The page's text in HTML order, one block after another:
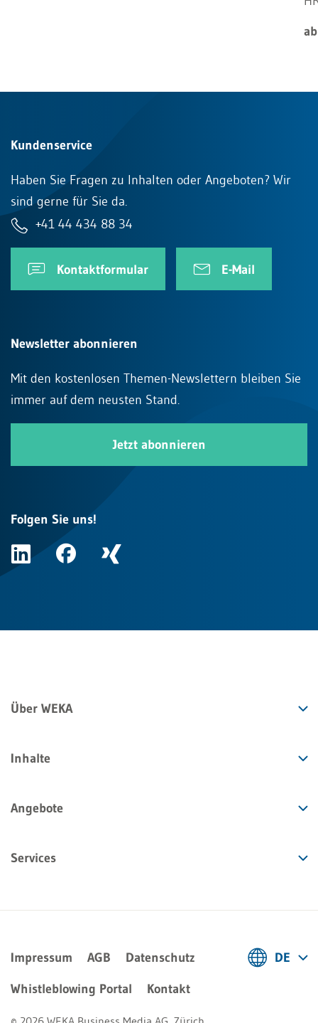
Kundenservice
Haben Sie Fragen zu Inhalten oder Angeboten? Wir
sind gerne für Sie da.
+41 44 434 88 34
Kontaktformular E-Mail
Newsletter abonnieren
Mit den kostenlosen Themen-Newslettern bleiben Sie
immer auf dem neusten Stand.
Jetzt abonnieren
Folgen Sie uns!
Über WEKA
Inhalte
Angebote
Services
Impressum AGB
Datenschutz
Whistleblowing Portal
Kontakt
DE